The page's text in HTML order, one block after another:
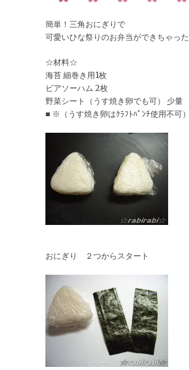
簡単！三角おにぎりで
可愛いひな祭りのお弁当ができちゃった
☆材料☆
海苔 細巻き用1枚
ビアソーハム 2枚
野菜シート（うす焼き卵でも可） 少量
■ ※（うす焼き卵はｸﾗﾌﾄﾊﾟﾝﾁ使用不可）
おにぎり ２つからスタート